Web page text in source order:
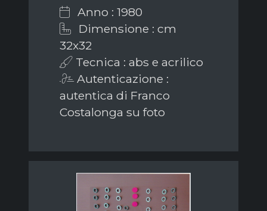
Anno : 1980
Dimensione : cm
32x32
Tecnica : abs e acrilico
Autenticazione :
autentica di Franco
Costalonga su foto